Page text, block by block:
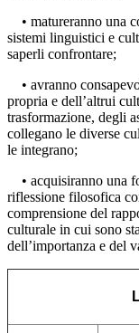
• matureranno una
sistemi linguistici e
saperli confrontare;
• avranno
propria e dell’altrui
trasformazione, degli
collegano le diverse
le integrano;
• acquisiranno una
riflessione filosofica
comprensione del
culturale in cui sono
dell’importanza e del